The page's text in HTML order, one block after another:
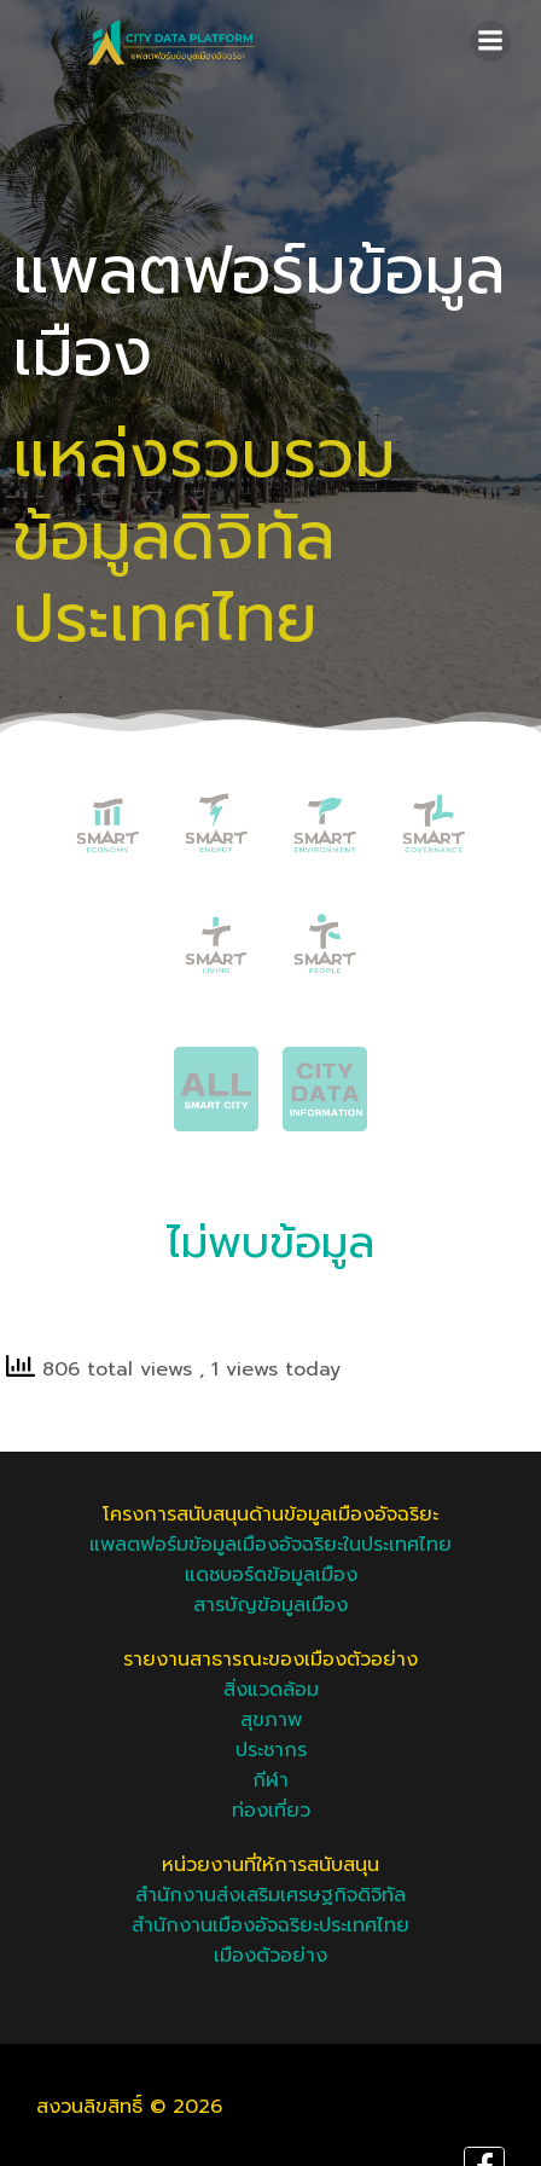
แพลตฟอร์มข้อมูล
เมือง
แหล่งรวบรวม
ข้อมูลดิจิทัล
ประเทศไทย
ไม่พบข้อมูล
806 total views , 1 views today
โครงการสนับสนุนด้านข้อมูลเมืองอัจฉริยะ
แพลตฟอร์มข้อมูลเมืองอัจฉริยะในประเทศไทย
แดชบอร์ดข้อมูลเมือง
สารบัญข้อมูลเมือง
รายงานสาธารณะของเมืองตัวอย่าง
สิ่งแวดล้อม
สุขภาพ
ประชากร
กีฬา
ท่องเที่ยว
หน่วยงานที่ให้การสนับสนุน
สำนักงานส่งเสริมเศรษฐกิจดิจิทัล
สำนักงานเมืองอัจฉริยะประเทศไทย
เมืองตัวอย่าง
สงวนลิขสิทธิ์ © 2026